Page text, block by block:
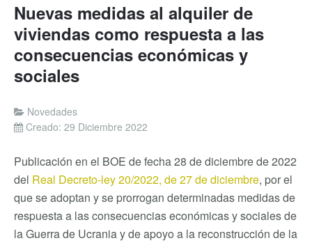
Nuevas medidas al alquiler de
viviendas como respuesta a las
consecuencias económicas y
sociales
Novedades
Creado: 29 Diciembre 2022
Publicación en el BOE de fecha 28 de diciembre de 2022
del Real Decreto-ley 20/2022, de 27 de diciembre, por el
que se adoptan y se prorrogan determinadas medidas de
respuesta a las consecuencias económicas y sociales de
la Guerra de Ucrania y de apoyo a la reconstrucción de la